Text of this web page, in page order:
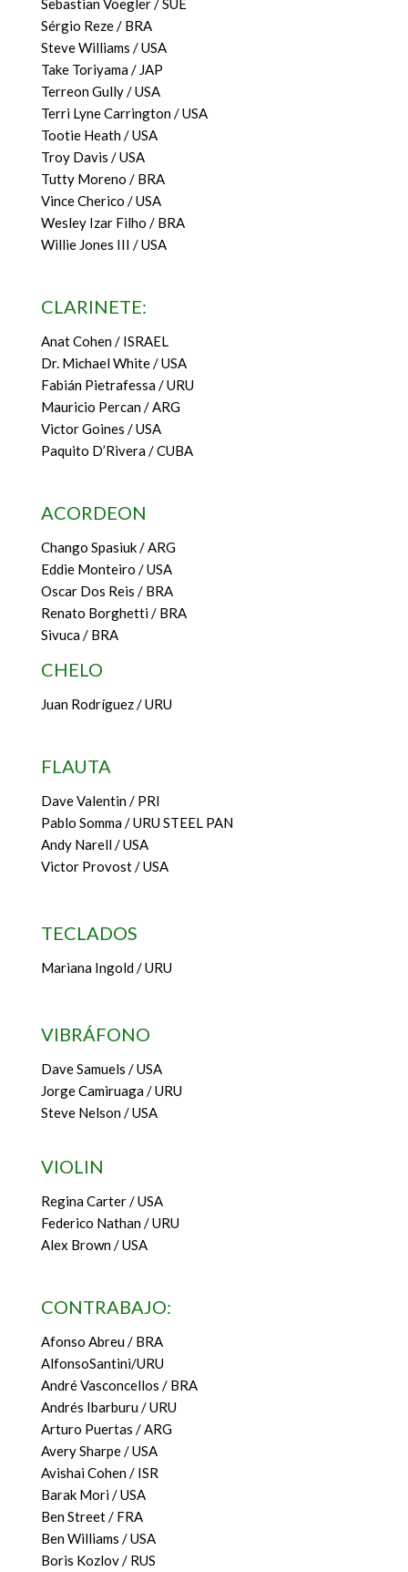
Sebastian Voegler / SUE
Sérgio Reze / BRA
Steve Williams / USA
Take Toriyama / JAP
Terreon Gully / USA
Terri Lyne Carrington / USA
Tootie Heath / USA
Troy Davis / USA
Tutty Moreno / BRA
Vince Cherico / USA
Wesley Izar Filho / BRA
Willie Jones III / USA
CLARINETE:
Anat Cohen / ISRAEL
Dr. Michael White / USA
Fabián Pietrafessa / URU
Mauricio Percan / ARG
Victor Goines / USA
Paquito D’Rivera / CUBA
ACORDEON
Chango Spasiuk / ARG
Eddie Monteiro / USA
Oscar Dos Reis / BRA
Renato Borghetti / BRA
Sivuca / BRA
CHELO
Juan Rodríguez / URU
FLAUTA
Dave Valentin / PRI
Pablo Somma / URU STEEL PAN
Andy Narell / USA
Victor Provost / USA
TECLADOS
Mariana Ingold / URU
VIBRÁFONO
Dave Samuels / USA
Jorge Camiruaga / URU
Steve Nelson / USA
VIOLIN
Regina Carter / USA
Federico Nathan / URU
Alex Brown / USA
CONTRABAJO:
Afonso Abreu / BRA
AlfonsoSantini/URU
André Vasconcellos / BRA
Andrés Ibarburu / URU
Arturo Puertas / ARG
Avery Sharpe / USA
Avishai Cohen / ISR
Barak Mori / USA
Ben Street / FRA
Ben Williams / USA
Boris Kozlov / RUS